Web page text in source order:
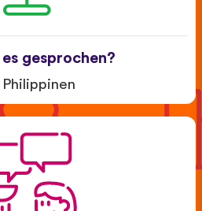
gesprochen?